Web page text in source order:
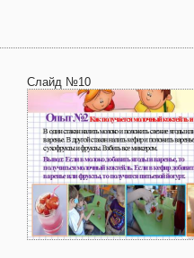
Слайд №10